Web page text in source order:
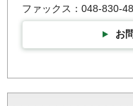
ファックス：048-830-
お